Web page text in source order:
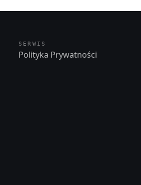
SERWIS
Polityka Prywatności